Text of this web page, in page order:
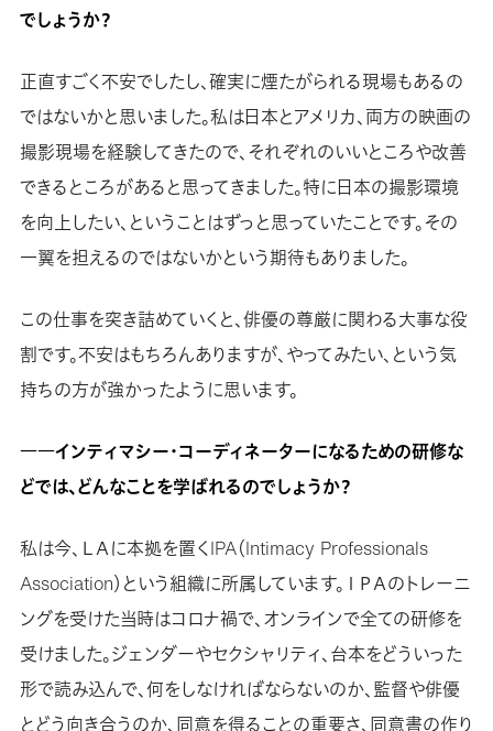
でしょうか？
正直すごく不安でしたし、確実に煙たがられる現場もあるの
ではないかと思いました。私は日本とアメリカ、両方の映画の
撮影現場を経験してきたので、それぞれのいいところや改善
できるところがあると思ってきました。特に日本の撮影環境
を向上したい、ということはずっと思っていたことです。その
一翼を担えるのではないかという期待もありました。
この仕事を突き詰めていくと、俳優の尊厳に関わる大事な役
割です。不安はもちろんありますが、やってみたい、という気
持ちの方が強かったように思います。
――インティマシー・コーディネーターになるための研修な
どでは、どんなことを学ばれるのでしょうか？
私は今、ＬＡに本拠を置くIPA（Intimacy Professionals
Association）という組織に所属しています。ＩＰＡのトレーニ
ングを受けた当時はコロナ禍で、オンラインで全ての研修を
受けました。ジェンダーやセクシャリティ、台本をどういった
形で読み込んで、何をしなければならないのか、監督や俳優
とどう向き合うのか、同意を得ることの重要さ、同意書の作り